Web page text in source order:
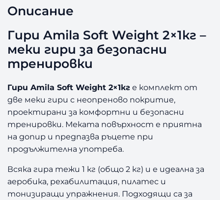
и
A
l
a
S
f
t
W
e
i
g
t
2
Описание
Гири Amila Soft Weight 2×1кг –
меки гири за безопасни
тренировки
Гири Amila Soft Weight 2×1кг е комплект от
две меки гири с неопреново покритие,
проектирани за комфортни и безопасни
тренировки. Меката повърхност е приятна
на допир и предпазва ръцете при
продължителна употреба.
Всяка гира тежи 1 кг (общо 2 кг) и е идеална за
аеробика, рехабилитация, пилатес и
тонизиращи упражнения. Подходящи са за